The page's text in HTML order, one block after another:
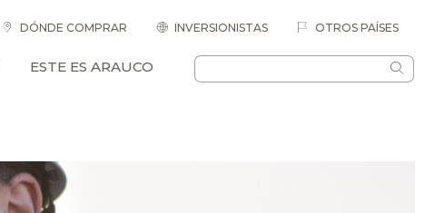
DÓNDE COMPRAR INVERSIONISTAS OTROS PAÍSES
ESTE ES ARAUCO